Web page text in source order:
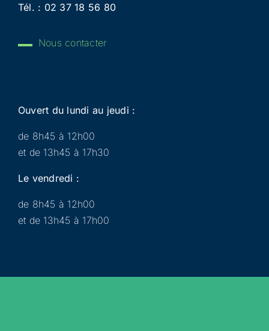
Tél. : 02 37 18 56 80
Nous contacter
Ouvert du lundi au jeudi :
de 8h45 à 12h00
et de 13h45 à 17h30
Le vendredi :
de 8h45 à 12h00
et de 13h45 à 17h00